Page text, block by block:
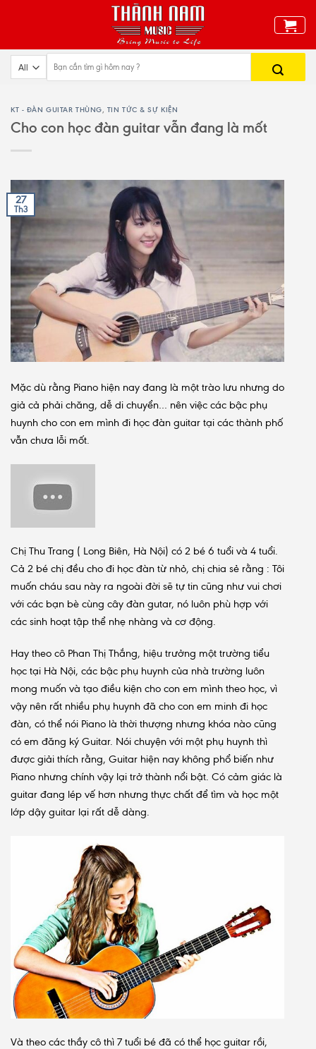
KT - ĐÀN GUITAR THÙNG, TIN TỨC & SỰ KIỆN
Cho con học đàn guitar vẫn đang là mốt
27
Th3
Mặc dù rằng Piano hiện nay đang là một trào lưu nhưng do
giả cả phải chăng, dễ di chuyển… nên việc các bậc phụ
huynh cho con em mình đi học đàn guitar tại các thành phố
vẫn chưa lỗi mốt.
Chị Thu Trang ( Long Biên, Hà Nội) có 2 bé 6 tuổi và 4 tuổi.
Cả 2 bé chị đều cho đi học đàn từ nhỏ, chị chia sẻ rằng : Tôi
muốn cháu sau này ra ngoài đời sẽ tự tin cũng như vui chơi
với các bạn bè cùng cây đàn gutar, nó luôn phù hợp với
các sinh hoạt tập thể nhẹ nhàng và cơ động.
Hay theo cô Phan Thị Thắng, hiệu trưởng một trường tiểu
học tại Hà Nội, các bậc phụ huynh của nhà trường luôn
mong muốn và tạo điều kiện cho con em mình theo học, vì
vậy nên rất nhiều phụ huynh đã cho con em minh đi học
đàn, có thể nói Piano là thời thượng nhưng khóa nào cũng
có em đăng ký Guitar. Nói chuyện với một phụ huynh thì
được giải thích rằng, Guitar hiện nay không phổ biến như
Piano nhưng chính vậy lại trở thành nổi bật. Có cảm giác là
guitar đang lép vế hơn nhưng thực chất để tìm và học một
lớp dậy guitar lại rất dễ dàng.
Và theo các thầy cô thì 7 tuổi bé đã có thể học guitar rồi,